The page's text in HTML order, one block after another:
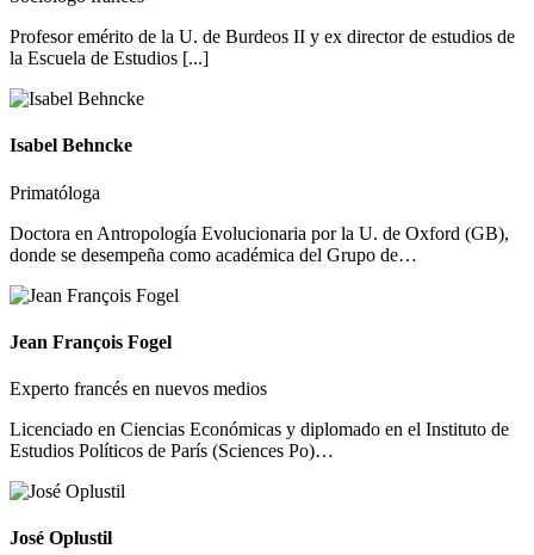
Profesor emérito de la U. de Burdeos II y ex director de estudios de
la Escuela de Estudios [...]
Isabel Behncke
Primatóloga
Doctora en Antropología Evolucionaria por la U. de Oxford (GB),
donde se desempeña como académica del Grupo de…
Jean François Fogel
Experto francés en nuevos medios
Licenciado en Ciencias Económicas y diplomado en el Instituto de
Estudios Políticos de París (Sciences Po)…
José Oplustil